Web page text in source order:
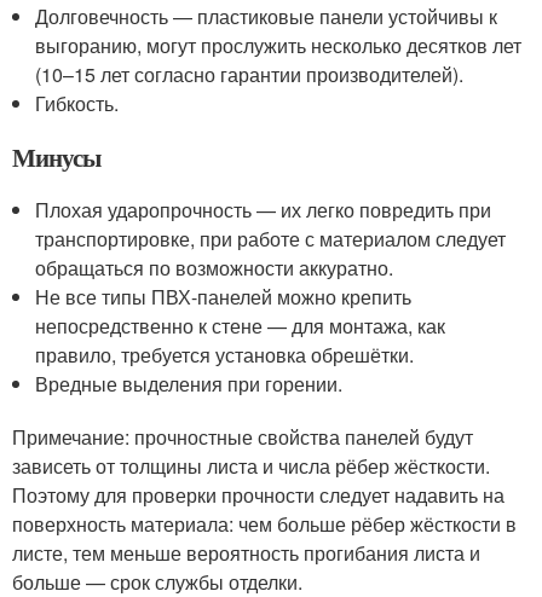
Долговечность — пластиковые панели устойчивы к
выгоранию, могут прослужить несколько десятков лет
(10–15 лет согласно гарантии производителей).
Гибкость.
Минусы
Плохая ударопрочность — их легко повредить при
транспортировке, при работе с материалом следует
обращаться по возможности аккуратно.
Не все типы ПВХ-панелей можно крепить
непосредственно к стене — для монтажа, как
правило, требуется установка обрешётки.
Вредные выделения при горении.
Примечание: прочностные свойства панелей будут
зависеть от толщины листа и числа рёбер жёсткости.
Поэтому для проверки прочности следует надавить на
поверхность материала: чем больше рёбер жёсткости в
листе, тем меньше вероятность прогибания листа и
больше — срок службы отделки.